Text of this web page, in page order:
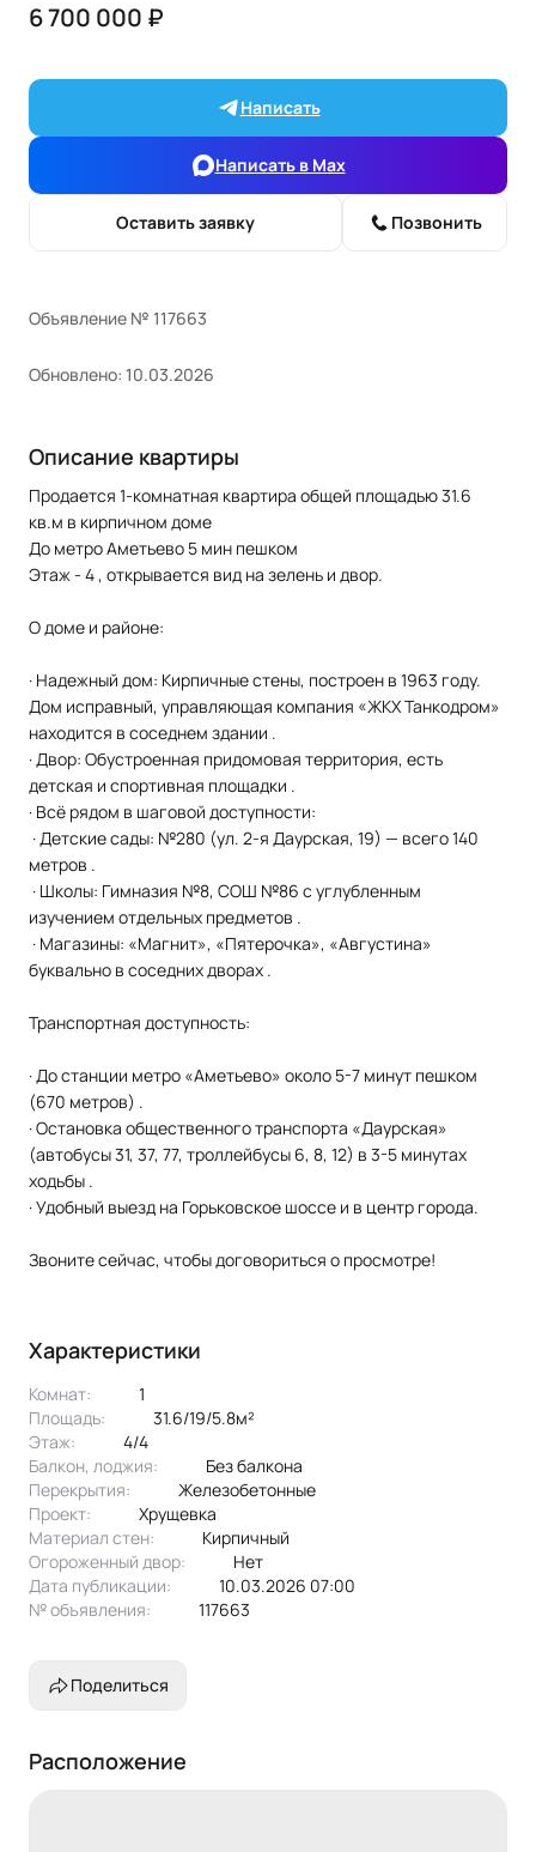
6 700 000 ₽
Написать
Написать в Max
Оставить заявку Позвонить
Объявление № 117663
Обновлено: 10.03.2026
Описание квартиры
Продается 1-комнатная квартира общей площадью 31.6
кв.м в кирпичном доме
До метро Аметьево 5 мин пешком
Этаж - 4 , открывается вид на зелень и двор.
О доме и районе:
· Надежный дом: Кирпичные стены, построен в 1963 году.
Дом исправный, управляющая компания «ЖКХ Танкодром»
находится в соседнем здании .
· Двор: Обустроенная придомовая территория, есть
детская и спортивная площадки .
· Всё рядом в шаговой доступности:
· Детские сады: №280 (ул. 2-я Даурская, 19) — всего 140
метров .
· Школы: Гимназия №8, СОШ №86 с углубленным
изучением отдельных предметов .
· Магазины: «Магнит», «Пятерочка», «Августина»
буквально в соседних дворах .
Транспортная доступность:
· До станции метро «Аметьево» около 5-7 минут пешком
(670 метров) .
· Остановка общественного транспорта «Даурская»
(автобусы 31, 37, 77, троллейбусы 6, 8, 12) в 3-5 минутах
ходьбы .
· Удобный выезд на Горьковское шоссе и в центр города.
Звоните сейчас, чтобы договориться о просмотре!
Характеристики
Комнат:
1
Площадь:
31.6/19/5.8м²
Этаж:
4/4
Балкон, лоджия:
без балкона
Перекрытия:
железобетонные
Проект:
хрущевка
Материал стен:
Кирпичный
Огороженный двор:
Нет
Дата публикации:
10.03.2026 07:00
№ объявления:
117663
Поделиться
Расположение